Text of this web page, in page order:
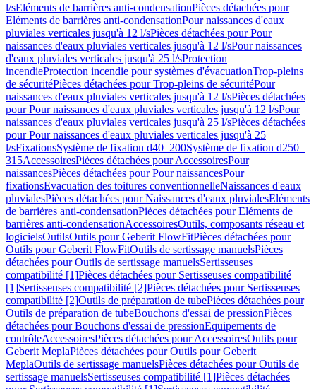
l/sEléments de barrières anti-condensationPièces détachées pour
Eléments de barrières anti-condensationPour naissances d'eaux
pluviales verticales jusqu'à 12 l/sPièces détachées pour Pour
naissances d'eaux pluviales verticales jusqu'à 12 l/sPour naissances
d'eaux pluviales verticales jusqu'à 25 l/sProtection
incendieProtection incendie pour systèmes d'évacuationTrop-pleins
de sécuritéPièces détachées pour Trop-pleins de sécuritéPour
naissances d'eaux pluviales verticales jusqu'à 12 l/sPièces détachées
pour Pour naissances d'eaux pluviales verticales jusqu'à 12 l/sPour
naissances d'eaux pluviales verticales jusqu'à 25 l/sPièces détachées
pour Pour naissances d'eaux pluviales verticales jusqu'à 25
l/sFixationsSystème de fixation d40–200Système de fixation d250–
315AccessoiresPièces détachées pour AccessoiresPour
naissancesPièces détachées pour Pour naissancesPour
fixationsEvacuation des toitures conventionnelleNaissances d'eaux
pluvialesPièces détachées pour Naissances d'eaux pluvialesEléments
de barrières anti-condensationPièces détachées pour Eléments de
barrières anti-condensationAccessoiresOutils, composants réseau et
logicielsOutilsOutils pour Geberit FlowFitPièces détachées pour
Outils pour Geberit FlowFitOutils de sertissage manuelsPièces
détachées pour Outils de sertissage manuelsSertisseuses
compatibilité [1]Pièces détachées pour Sertisseuses compatibilité
[1]Sertisseuses compatibilité [2]Pièces détachées pour Sertisseuses
compatibilité [2]Outils de préparation de tubePièces détachées pour
Outils de préparation de tubeBouchons d'essai de pressionPièces
détachées pour Bouchons d'essai de pressionEquipements de
contrôleAccessoiresPièces détachées pour AccessoiresOutils pour
Geberit MeplaPièces détachées pour Outils pour Geberit
MeplaOutils de sertissage manuelsPièces détachées pour Outils de
sertissage manuelsSertisseuses compatibilité [1]Pièces détachées